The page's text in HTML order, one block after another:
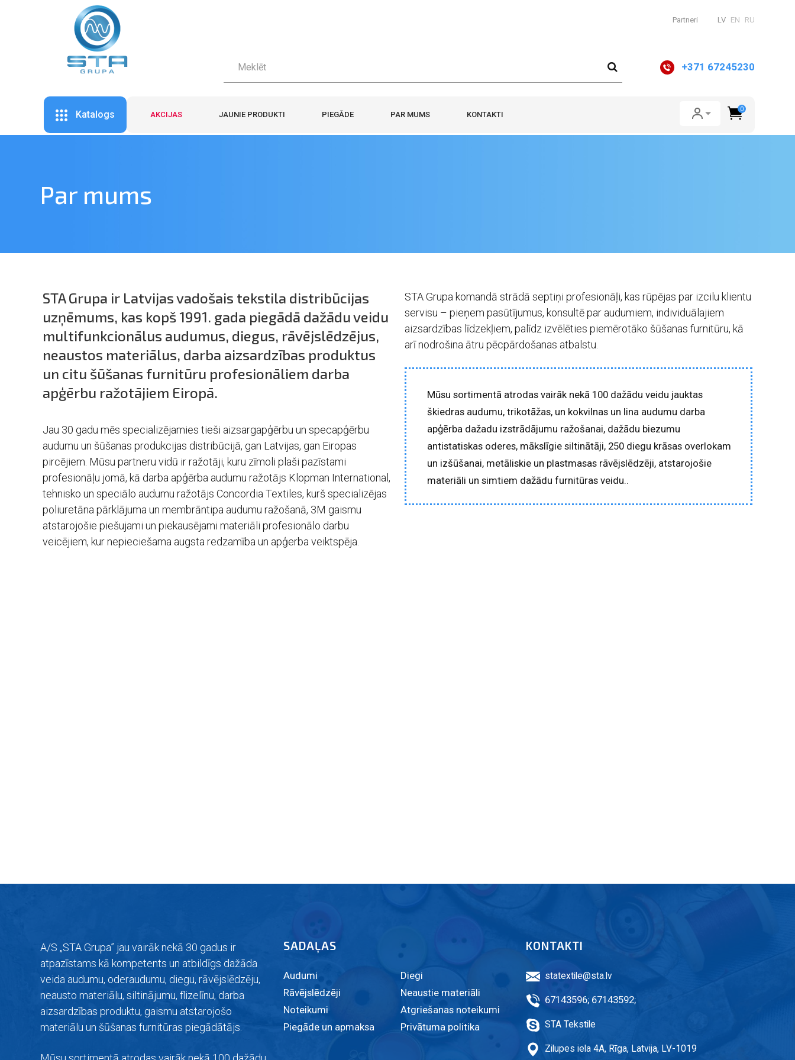
Partneri LV EN RU
+371 67245230
Katalogs AKCIJAS JAUNIE PRODUKTI PIEGĀDE PAR MUMS KONTAKTI
0
Par mums
STA Grupa ir Latvijas vadošais tekstila distribūcijas
uzņēmums, kas kopš 1991. gada piegādā dažādu veidu
multifunkcionālus audumus, diegus, rāvējslēdzējus,
neaustos materiālus, darba aizsardzības produktus
un citu šūšanas furnitūru profesionāliem darba
apģērbu ražotājiem Eiropā.
Jau 30 gadu mēs specializējamies tieši aizsargapģērbu un specapģērbu
audumu un šūšanas produkcijas distribūcijā, gan Latvijas, gan Eiropas
pircējiem. Mūsu partneru vidū ir ražotāji, kuru zīmoli plaši pazīstami
profesionāļu jomā, kā darba apģērba audumu ražotājs Klopman International,
tehnisko un speciālo audumu ražotājs Concordia Textiles, kurš specializējas
poliuretāna pārklājuma un membrāntipa audumu ražošanā, 3M gaismu
atstarojošie piešujami un piekausējami materiāli profesionālo darbu
veicējiem, kur nepieciešama augsta redzamība un apģerba veiktspēja.
STA Grupa komandā strādā septiņi profesionāļi, kas rūpējas par izcilu klientu
servisu – pieņem pasūtījumus, konsultē par audumiem, individuālajiem
aizsardzības līdzekļiem, palīdz izvēlēties piemērotāko šūšanas furnitūru, kā
arī nodrošina ātru pēcpārdošanas atbalstu.
Mūsu sortimentā atrodas vairāk nekā 100 dažādu veidu jauktas
škiedras audumu, trikotāžas, un kokvilnas un lina audumu darba
apģērba dažadu izstrādājumu ražošanai, dažādu biezumu
antistatiskas oderes, mākslīgie siltinātāji, 250 diegu krāsas overlokam
un izšūšanai, metāliskie un plastmasas rāvējslēdzēji, atstarojošie
materiāli un simtiem dažādu furnitūras veidu..
A/S „STA Grupa” jau vairāk nekā 30 gadus ir
atpazīstams kā kompetents un atbildīgs dažāda
veida audumu, oderaudumu, diegu, rāvējslēdzēju,
neausto materiālu, siltinājumu, flizelīnu, darba
aizsardzības produktu, gaismu atstarojošo
materiālu un šūšanas furnitūras piegādātājs.
SADAĻAS
Audumi
Diegi
Rāvējslēdzēji
Neaustie materiāli
Noteikumi
Atgriešanas noteikumi
Piegāde un apmaksa
Privātuma politika
KONTAKTI
statextile@sta.lv
67143596; 67143592;
STA Tekstile
Zilupes iela 4A, Rīga, Latvija, LV-1019